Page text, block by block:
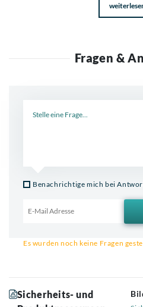
Fragen &
Benachrichtige mich bei
Es wurden noch keine Fragen
Sicherheits- und